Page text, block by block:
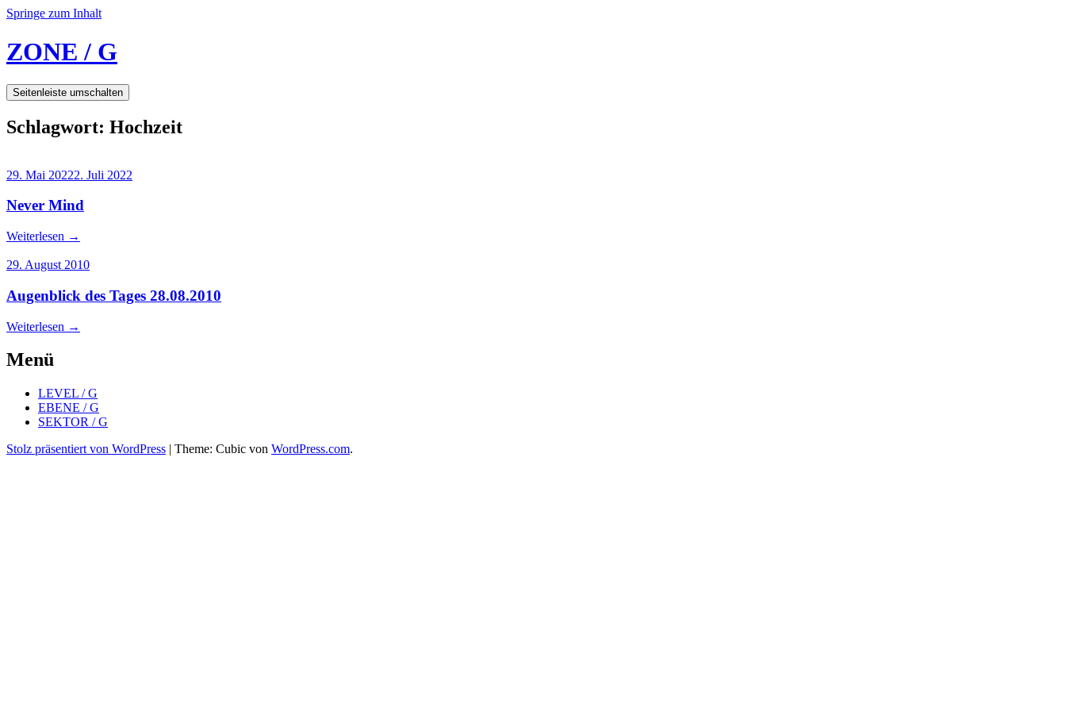
Springe zum Inhalt
ZONE / G
Seitenleiste umschalten
Schlagwort: Hochzeit
29. Mai 20222. Juli 2022
Never Mind
Weiterlesen →
29. August 2010
Augenblick des Tages 28.08.2010
Weiterlesen →
Menü
LEVEL / G
EBENE / G
SEKTOR / G
Stolz präsentiert von WordPress | Theme: Cubic von WordPress.com.